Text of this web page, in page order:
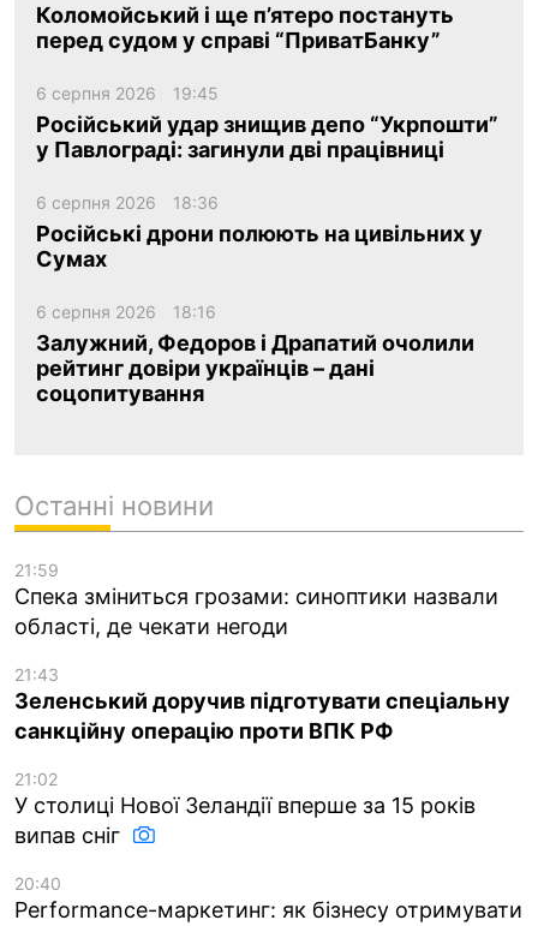
Коломойський і ще п’ятеро постануть
перед судом у справі “ПриватБанку”
6 серпня 2026 19:45
Російський удар знищив депо “Укрпошти”
у Павлограді: загинули дві працівниці
6 серпня 2026 18:36
Російські дрони полюють на цивільних у
Сумах
6 серпня 2026 18:16
Залужний, Федоров і Драпатий очолили
рейтинг довіри українців – дані
соцопитування
Останні новини
21:59
Спека зміниться грозами: синоптики назвали
області, де чекати негоди
21:43
Зеленський доручив підготувати спеціальну
санкційну операцію проти ВПК РФ
21:02
У столиці Нової Зеландії вперше за 15 років
випав сніг
20:40
Performance-маркетинг: як бізнесу отримувати